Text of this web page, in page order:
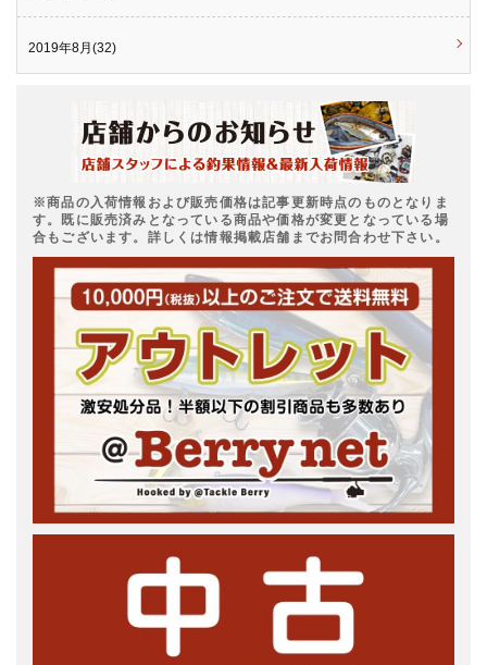
2019年8月(32)
※商品の入荷情報および販売価格は記事更新時点のものとなりま
す。既に販売済みとなっている商品や価格が変更となっている場
合もございます。詳しくは情報掲載店舗までお問合わせ下さい。